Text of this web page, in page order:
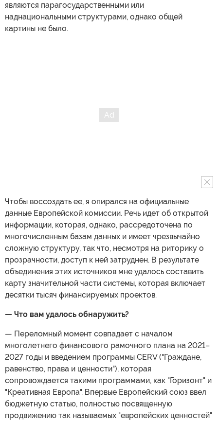
являются парагосударственными или
наднациональными структурами, однако общей
картины не было.
Чтобы воссоздать ее, я опирался на официальные
данные Европейской комиссии. Речь идет об открытой
информации, которая, однако, рассредоточена по
многочисленным базам данных и имеет чрезвычайно
сложную структуру, так что, несмотря на риторику о
прозрачности, доступ к ней затруднен. В результате
объединения этих источников мне удалось составить
карту значительной части системы, которая включает
десятки тысяч финансируемых проектов.
— Что вам удалось обнаружить?
— Переломный момент совпадает с началом
многолетнего финансового рамочного плана на 2021–
2027 годы и введением программы CERV ("Граждане,
равенство, права и ценности"), которая
сопровождается такими программами, как "Горизонт" и
"Креативная Европа". Впервые Европейский союз ввел
бюджетную статью, полностью посвященную
продвижению так называемых "европейских ценностей"